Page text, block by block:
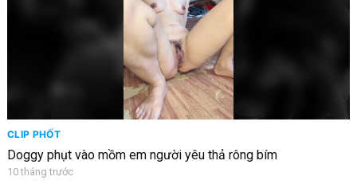
CLIP PHỐT
Doggy phụt vào mồm em người yêu thả rông bím
10 tháng trước